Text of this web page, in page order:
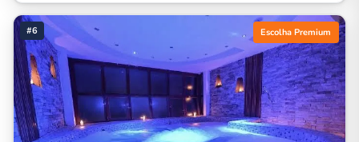
#6 Escolha Premium